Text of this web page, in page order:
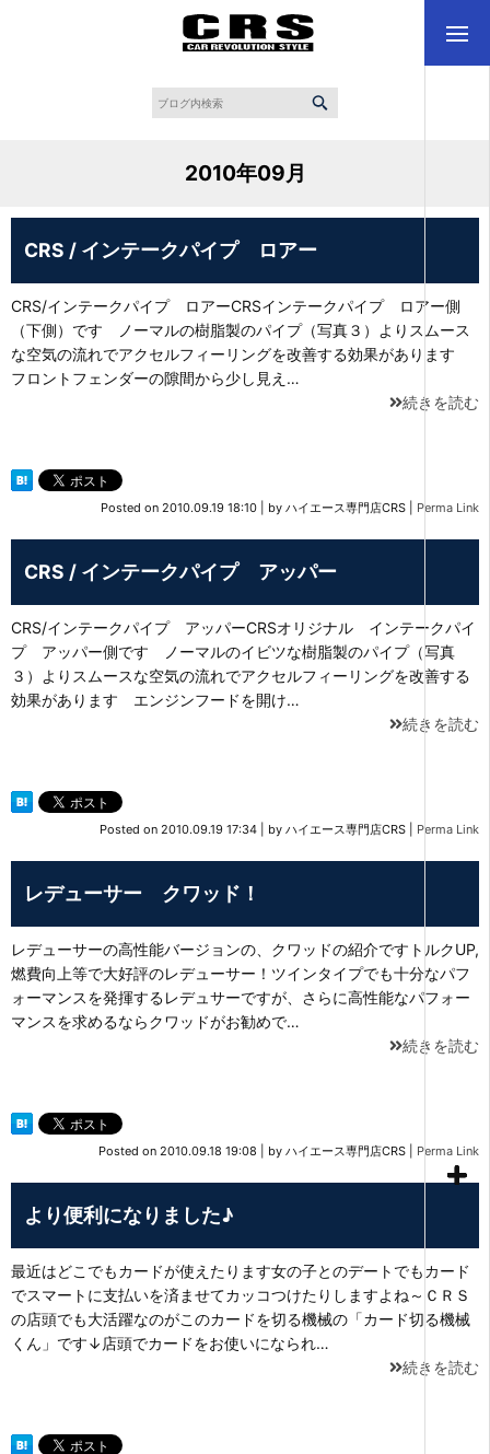
2010年09月
CRS / インテークパイプ ロアー
CRS/インテークパイプ ロアーCRSインテークパイプ ロアー側
（下側）です ノーマルの樹脂製のパイプ（写真３）よりスムース
な空気の流れでアクセルフィーリングを改善する効果があります
フロントフェンダーの隙間から少し見え…
続きを読む
Posted on 2010.09.19 18:10 by ハイエース専門店CRS Perma Link
CRS / インテークパイプ アッパー
CRS/インテークパイプ アッパーCRSオリジナル インテークパイ
プ アッパー側です ノーマルのイビツな樹脂製のパイプ（写真
３）よりスムースな空気の流れでアクセルフィーリングを改善する
効果があります エンジンフードを開け…
続きを読む
Posted on 2010.09.19 17:34 by ハイエース専門店CRS Perma Link
レデューサー クワッド！
レデューサーの高性能バージョンの、クワッドの紹介ですトルクUP,
燃費向上等で大好評のレデューサー！ツインタイプでも十分なパフ
ォーマンスを発揮するレデュサーですが、さらに高性能なパフォー
マンスを求めるならクワッドがお勧めで…
続きを読む
Posted on 2010.09.18 19:08 by ハイエース専門店CRS Perma Link
より便利になりました♪
最近はどこでもカードが使えたります女の子とのデートでもカード
でスマートに支払いを済ませてカッコつけたりしますよね～ＣＲＳ
の店頭でも大活躍なのがこのカードを切る機械の「カード切る機械
くん」です↓店頭でカードをお使いになられ…
続きを読む